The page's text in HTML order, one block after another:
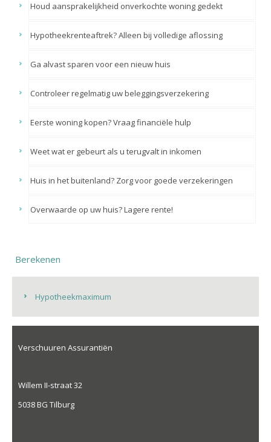
Houd aansprakelijkheid onverkochte woning gedekt
Hypotheekrenteaftrek? Alleen bij volledige aflossing
Ga alvast sparen voor een nieuw huis
Controleer regelmatig uw beleggingsverzekering
Eerste woning kopen? Vraag financiële hulp
Weet wat er gebeurt als u terugvalt in inkomen
Huis in het buitenland? Zorg voor goede verzekeringen
Overwaarde op uw huis? Lagere rente!
Berekenen
Hypotheekmaximum
Verschuuren Assurantiën
Willem II-straat 32
5038 BG Tilburg